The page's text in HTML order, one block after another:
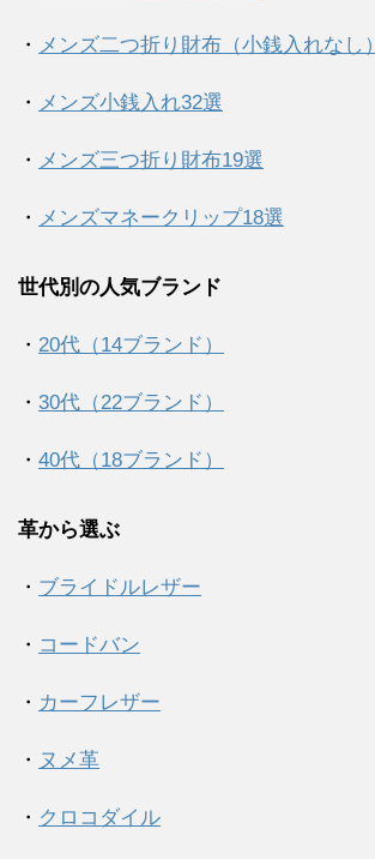
・ メンズ二つ折り財布（小銭入れなし）
・ メンズ小銭入れ32選
・ メンズ三つ折り財布19選
・ メンズマネークリップ18選
世代別の人気ブランド
・ 20代（14ブランド）
・ 30代（22ブランド）
・ 40代（18ブランド）
革から選ぶ
・ ブライドルレザー
・ コードバン
・ カーフレザー
・ ヌメ革
・ クロコダイル